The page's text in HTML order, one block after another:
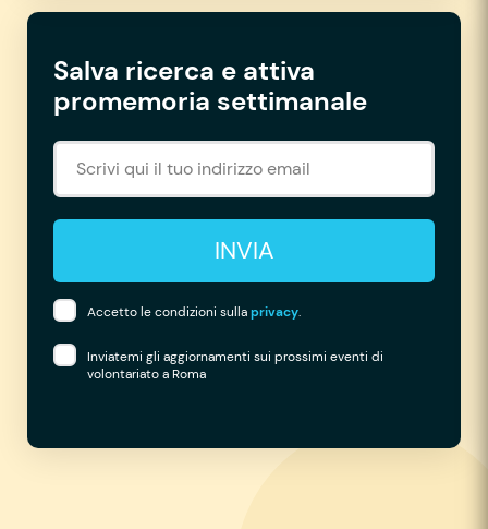
Salva ricerca e attiva
promemoria settimanale
INVIA
Accetto le condizioni sullaprivacy.
Inviatemi gli aggiornamenti sui prossimi eventi di
volontariato a Roma